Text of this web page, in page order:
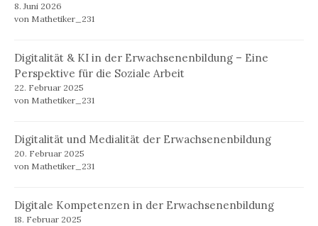
8. Juni 2026
von Mathetiker_231
Digitalität & KI in der Erwachsenenbildung – Eine
Perspektive für die Soziale Arbeit
22. Februar 2025
von Mathetiker_231
Digitalität und Medialität der Erwachsenenbildung
20. Februar 2025
von Mathetiker_231
Digitale Kompetenzen in der Erwachsenenbildung
18. Februar 2025